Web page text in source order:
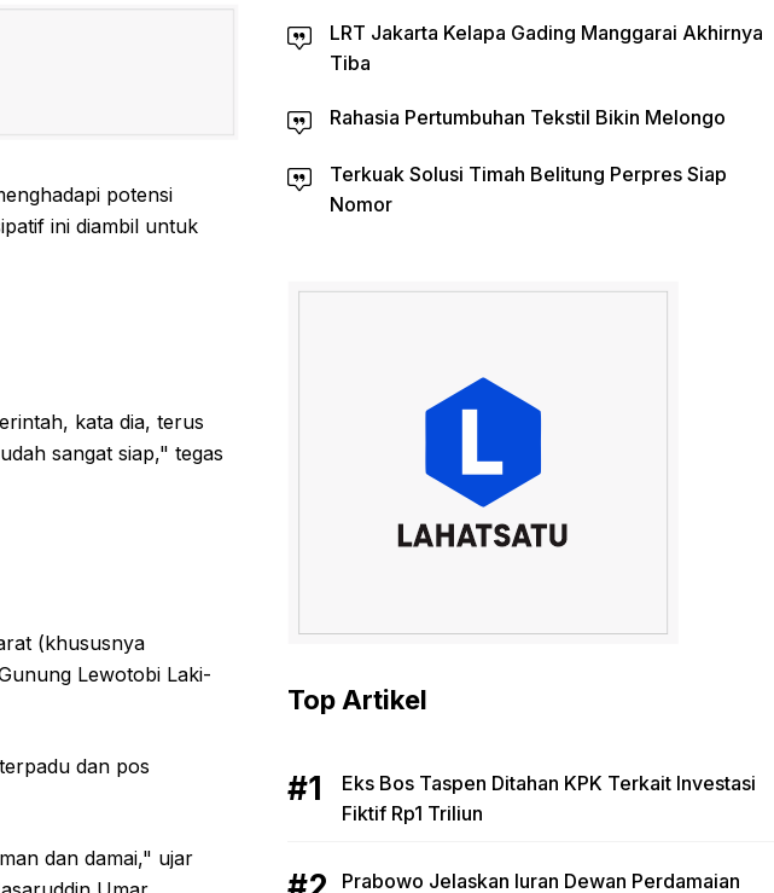
potensi
ini diambil untuk
kata dia, terus
sangat siap," tegas
(khususnya
Lewotobi Laki-
dan pos
dan damai," ujar
LRT Jakarta Kelapa Gading Manggarai Akhirnya
Tiba
Rahasia Pertumbuhan Tekstil Bikin Melongo
Terkuak Solusi Timah Belitung Perpres Siap
Nomor
Top Artikel
Eks Bos Taspen Ditahan KPK Terkait Investasi
Fiktif Rp1 Triliun
Prabowo Jelaskan Iuran Dewan Perdamaian